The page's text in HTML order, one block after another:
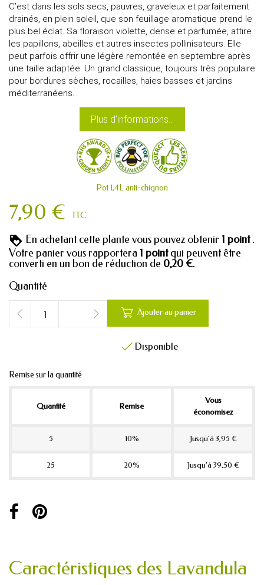
C’est dans les sols secs, pauvres, graveleux et parfaitement
drainés, en plein soleil, que son feuillage aromatique prend le
plus bel éclat. Sa floraison violette, dense et parfumée, attire
les papillons, abeilles et autres insectes pollinisateurs. Elle
peut parfois offrir une légère remontée en septembre après
une taille adaptée. Un grand classique, toujours très populaire
pour bordures sèches, rocailles, haies basses et jardins
méditerranéens.
Plus d'informations...
Pot 1,4L anti-chignon
7,90 € TTC
En achetant cette plante vous pouvez obtenir 1 point .
Votre panier vous rapportera 1 pointqui peuvent être
converti en un bon de réduction de 0,20 €.
Quantité
 Ajouter au panier
 Disponible
Remise sur la quantité
Quantité Remise
Vous
économisez
5 10% Jusqu'à 3,95 €
25 20% Jusqu'à 39,50 €
Caractéristiques des Lavandula